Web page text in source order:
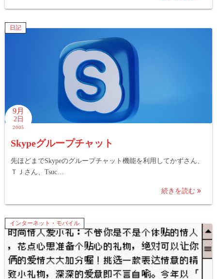
日記
9月
2日
2005
Skypeグループチャット
先ほどまでSkypeのグループチャット機能を利用してかずさん、
ＴＪさん、Tsuc…
続きを読む
インターネット・モバイル